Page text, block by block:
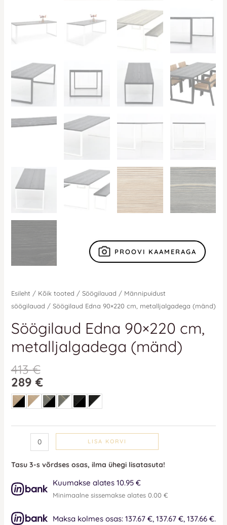
PROOVI KAAMERAGA
Esileht / Kõik tooted / Söögilauad / Männipuidust
söögilauad / Söögilaud Edna 90×220 cm, metalljalgadega (mänd)
Söögilaud Edna 90×220 cm,
metalljalgadega (mänd)
413€
289€
LISA KORVI
Tasu 3-s võrdses osas, ilma ühegi lisatasuta!
Kuumakse alates 10.95 €
Minimaalne sissemakse alates 0.00 €
Maksa kolmes osas: 137.67 €, 137.67 €, 137.66 €.